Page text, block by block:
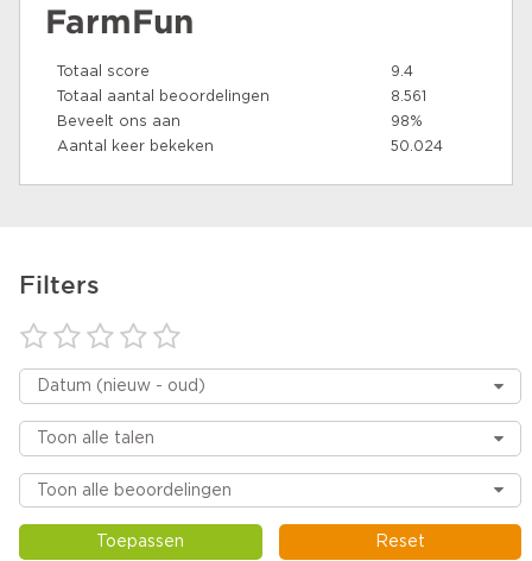
FarmFun
Totaal score
9.4
Totaal aantal beoordelingen
8.561
Beveelt ons aan
98%
Aantal keer bekeken
50.024
Filters
Toepassen Reset